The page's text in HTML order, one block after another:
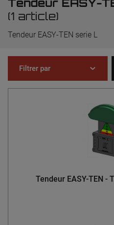
Tendeur EASY-
(1 article)
Tendeur EASY-TEN serie L
Filtrer par
Tendeur EASY-TEN -